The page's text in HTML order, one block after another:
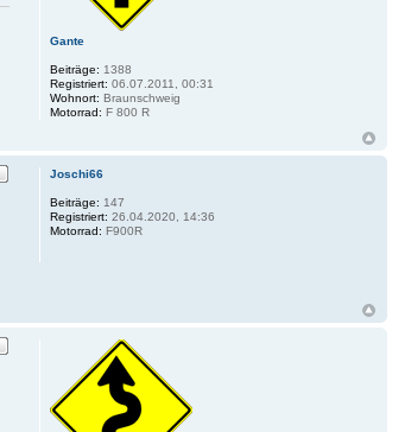
Gante
Beiträge: 1388
Registriert: 06.07.2011, 00:31
Wohnort: Braunschweig
Motorrad: F 800 R
Joschi66
Beiträge: 147
Registriert: 26.04.2020, 14:36
Motorrad: F900R